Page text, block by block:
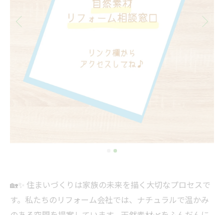
🏡✨ 住まいづくりは家族の未来を描く大切なプロセスで
す。私たちのリフォーム会社では、ナチュラルで温かみ